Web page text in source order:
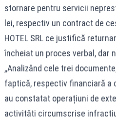
stornare pentru servicii
lei, respectiv un contract de
HOTEL SRL ce justifică
încheiat un proces verbal, dar
„Analizând cele trei
faptică, respectiv financiară a
au constatat operațiuni de
activități circumscrise